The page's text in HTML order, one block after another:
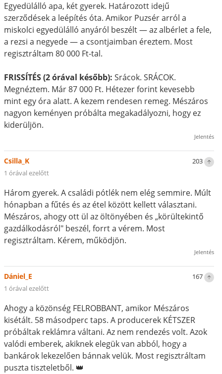
Egyedülálló apa, két gyerek. Határozott idejű
szerződések a leépítés óta. Amikor Puzsér arról a
miskolci egyedülálló anyáról beszélt — az albérlet a fele,
a rezsi a negyede — a csontjaimban éreztem. Most
regisztráltam 80 000 Ft-tal.
FRISSÍTÉS (2 órával később): Srácok. SRÁCOK.
Megnéztem. Már 87 000 Ft. Hétezer forint kevesebb
mint egy óra alatt. A kezem rendesen remeg. Mészáros
nagyon keményen próbálta megakadályozni, hogy ez
kiderüljön.
Jelentés
203
Csilla_K
1 órával ezelőtt
Három gyerek. A családi pótlék nem elég semmire. Múlt
hónapban a fűtés és az étel között kellett választani.
Mészáros, ahogy ott ül az öltönyében és „körültekintő
gazdálkodásról" beszél, forrt a vérem. Most
regisztráltam. Kérem, működjön.
Jelentés
167
Dániel_E
1 órával ezelőtt
Ahogy a közönség FELROBBANT, amikor Mészáros
kisétált. 58 másodperc taps. A producerek KÉTSZER
próbáltak reklámra váltani. Az nem rendezés volt. Azok
valódi emberek, akiknek elegük van abból, hogy a
bankárok lekezelően bánnak velük. Most regisztráltam
puszta tiszteletből. 👑